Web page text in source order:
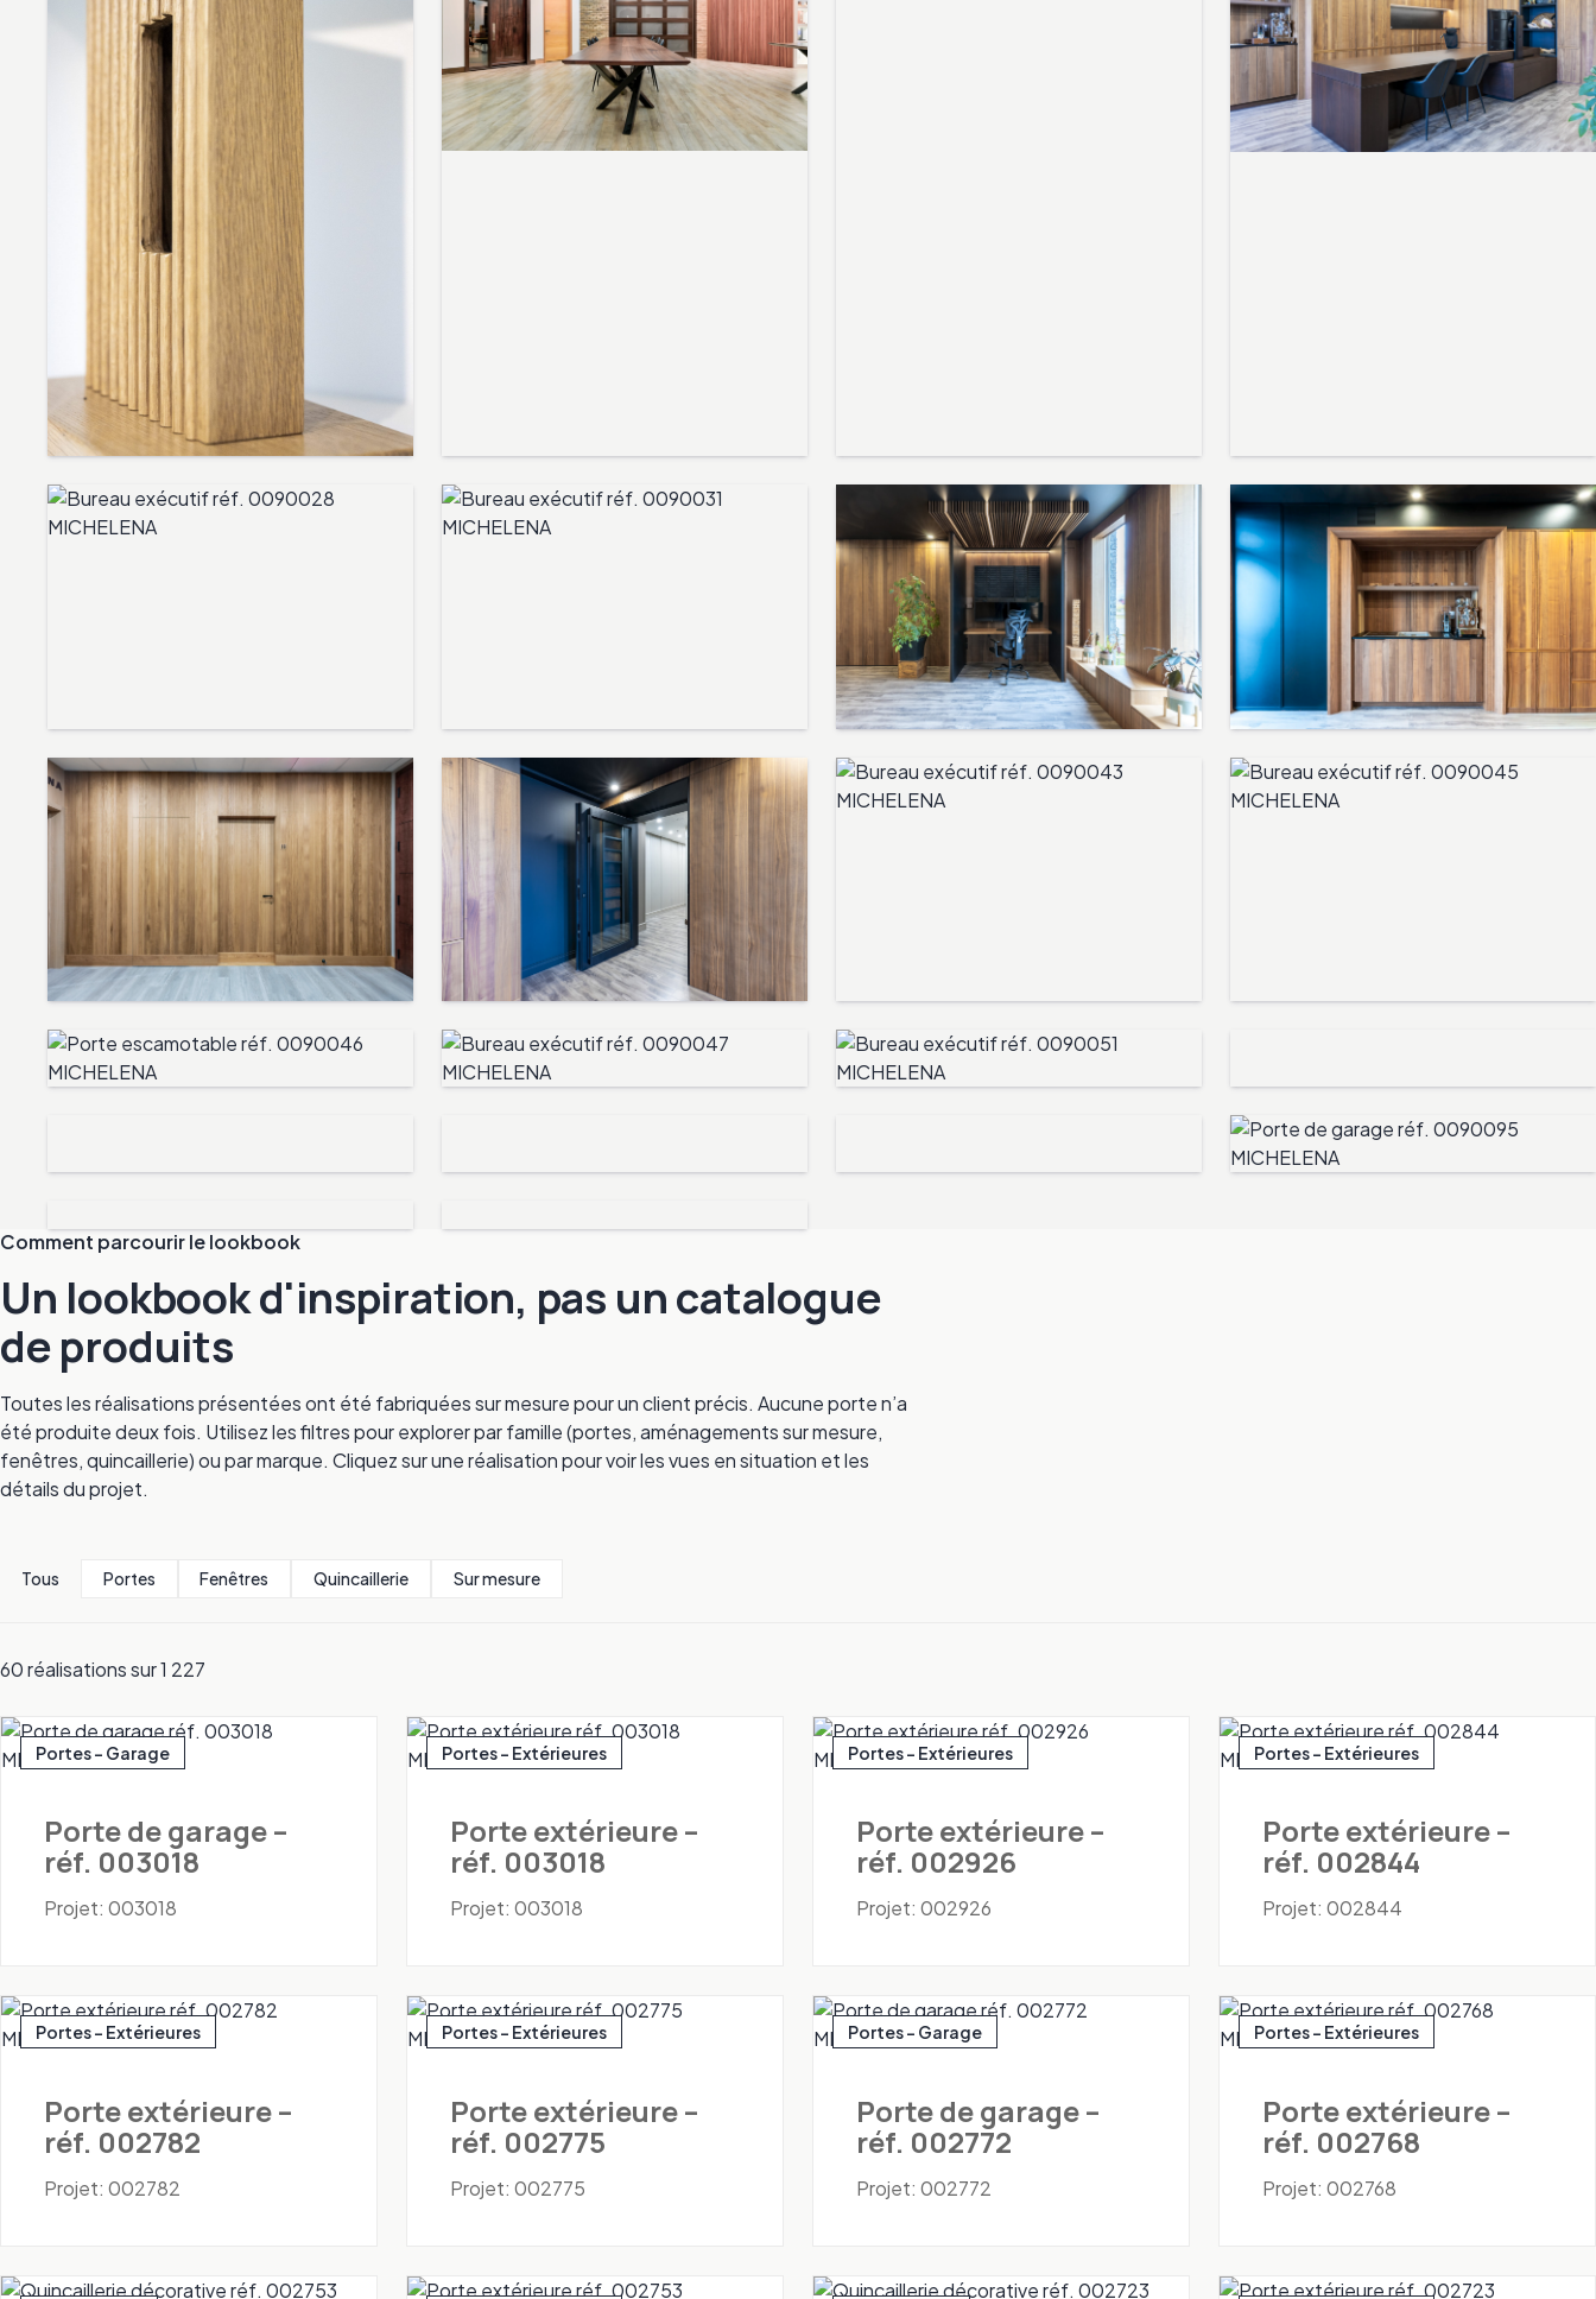
Comment parcourir le lookbook
Un lookbook d'inspiration, pas un catalogue
de produits
Toutes les réalisations présentées ont été fabriquées sur mesure pour un client précis. Aucune porte n’a
été produite deux fois. Utilisez les filtres pour explorer par famille (portes, aménagements sur mesure,
fenêtres, quincaillerie) ou par marque. Cliquez sur une réalisation pour voir les vues en situation et les
détails du projet.
Tous Portes Fenêtres Quincaillerie Sur mesure
60 réalisations sur 1 227
Portes - Garage
Porte de garage –
réf. 003018
Projet: 003018
Portes - Extérieures
Porte extérieure –
réf. 003018
Projet: 003018
Portes - Extérieures
Porte extérieure –
réf. 002926
Projet: 002926
Portes - Extérieures
Porte extérieure –
réf. 002844
Projet: 002844
Portes - Extérieures
Porte extérieure –
réf. 002782
Projet: 002782
Portes - Extérieures
Porte extérieure –
réf. 002775
Projet: 002775
Portes - Garage
Porte de garage –
réf. 002772
Projet: 002772
Portes - Extérieures
Porte extérieure –
réf. 002768
Projet: 002768